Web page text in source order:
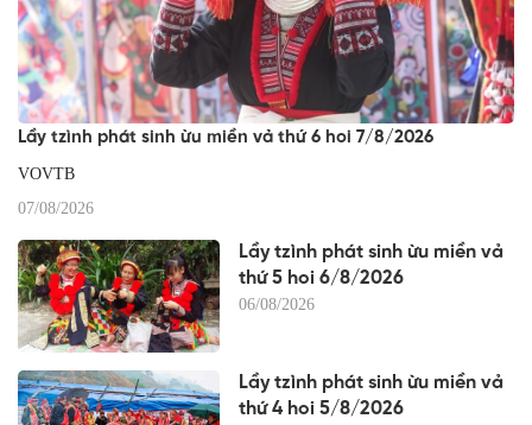
Lầy tzình phát sinh ừu miền vả thứ 6 hoi 7/8/2026
VOVTB
07/08/2026
Lầy tzình phát sinh ừu miền vả
thứ 5 hoi 6/8/2026
06/08/2026
Lầy tzình phát sinh ừu miền vả
thứ 4 hoi 5/8/2026